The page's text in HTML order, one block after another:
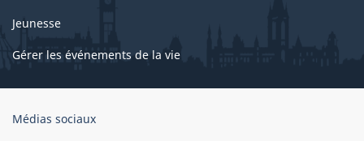
Jeunesse
Gérer les événements de la vie
Organisation
Médias sociaux